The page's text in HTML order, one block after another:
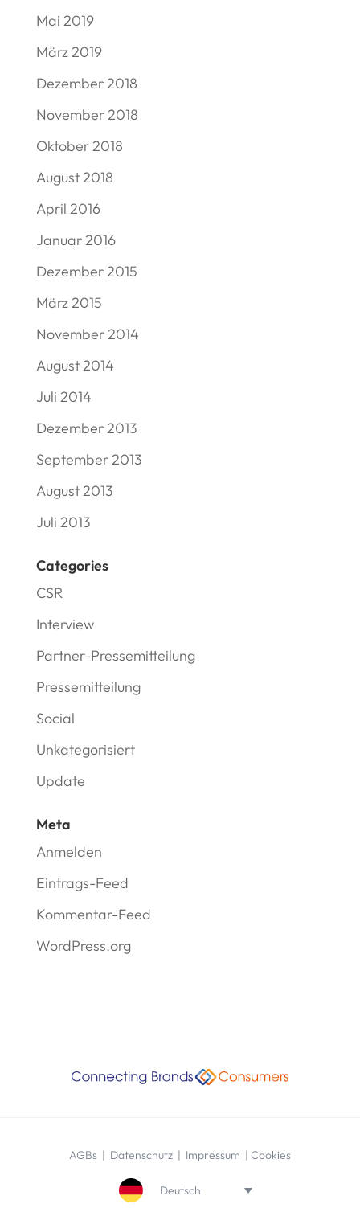
Mai 2019
März 2019
Dezember 2018
November 2018
Oktober 2018
August 2018
April 2016
Januar 2016
Dezember 2015
März 2015
November 2014
August 2014
Juli 2014
Dezember 2013
September 2013
August 2013
Juli 2013
Categories
CSR
Interview
Partner-Pressemitteilung
Pressemitteilung
Social
Unkategorisiert
Update
Meta
Anmelden
Eintrags-Feed
Kommentar-Feed
WordPress.org
AGBs| Datenschutz | Impressum | Cookies
Deutsch